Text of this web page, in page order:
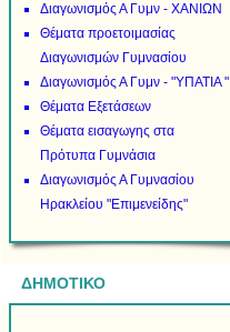
Διαγωνισμός Α Γυμν - ΧΑΝΙΩΝ
Θέματα προετοιμασίας
Διαγωνισμών Γυμνασίου
Διαγωνισμός Α Γυμν - "ΥΠΑΤΙΑ "
Θέματα Εξετάσεων
Θέματα εισαγωγης στα
Πρότυπα Γυμνάσια
Διαγωνισμός Α Γυμνασίου
Ηρακλείου "Επιμενείδης"
ΔΗΜΟΤΙΚΟ